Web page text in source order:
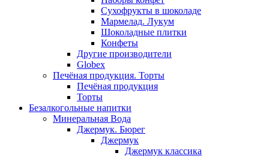
Сухофрукты в шоколаде
Мармелад. Лукум
Шоколадные плитки
Конфеты
Другие производители
Globex
Печёная продукция. Торты
Печёная продукция
Торты
Безалкогольные напитки
Минеральная Вода
Джермук. Бюрег
Джермук
Джермук классика